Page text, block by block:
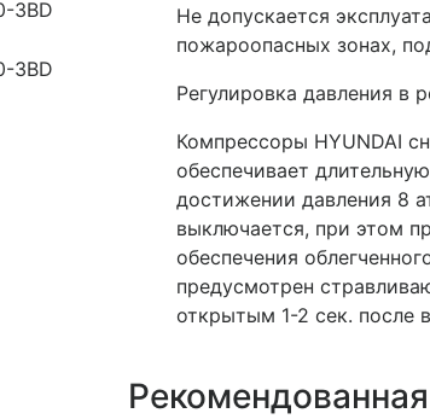
Не допускается
пожароопасных зонах,
Регулировка давления в
Компрессоры HYUNDAI
обеспечивает
достижении давления 8
выключается, при этом
обеспечения
предусмотрен
открытым 1-2 сек. после